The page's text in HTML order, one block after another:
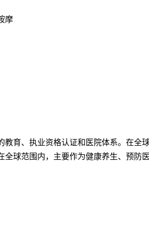
摩
育、执业资格认证和医院体系。在全
球范围内，主要作为健康养生、预防